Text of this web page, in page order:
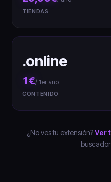
TIENDAS
.online
1€/ 1er año
CONTENIDO
¿No ves tu extensión?Ver